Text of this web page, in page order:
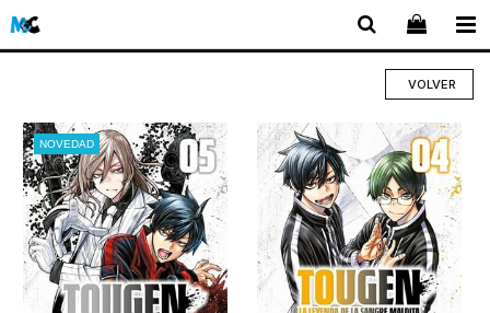
VOLVER
NOVEDAD